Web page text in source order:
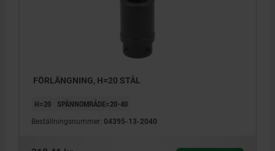
FÖRLÄNGNING, H=20 STÅL
H=20 SPÄNNOMRÅDE=20-40
Beställningsnummer: 04395-13-2040